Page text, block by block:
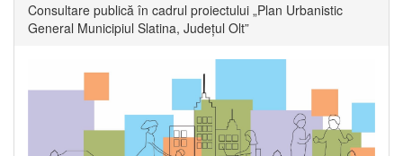
Consultare publică în cadrul proiectului „Plan Urbanistic
General Municipiul Slatina, Județul Olt”